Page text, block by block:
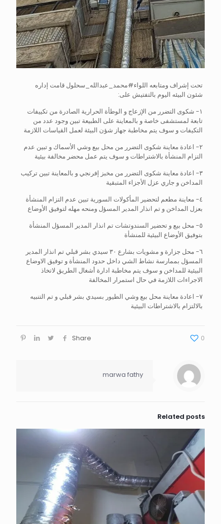
تحت إشراف ومتابعه اللواء#محمد_عبدالله_سحلول قامت إداره
شئون البيئه اليوم بالتفتيش على:
١- شكوى التضرر من الإزعاج و الوطأة الحرارية الصادرة من تكييفات
تابعة لمستشفى خاصة و بالمعاينة على الطبيعة تبين وجود عدد من
التكيفات و سوف يتم مخاطبة جهاز شؤن البيئة لعمل القياسات اللازمة
٢- اعادة معاينة شكوى التضرر من محل بيع وشي الأسماك و تبين عدم
التزام المنشأة بالاشتراطات و سوف يتم عمل محضر مخالفة بيئية
٣- اعادة معاينة شكوى التضرر من مخبز إفرنجي و بالمعاينة تبين تركيب
المداخن و جاري عزل الأجزاء المتبقية
٤- معاينة مطعم لتحضير المأكولات السورية تبين عدم التزام المنشأة
بعزل المداخن و تم انذار المدير المسؤل ومنحه مهله لتوفيق الأوضاع
٥- محل بيع و تحضير السندوتشات تم انذار المدير المسؤل المنشأة
بتوفيق الأوضاع البيئية للمنشأة
٦- محل جزارة و مشويات بشارع ٣٠ سيدي بشر قبلي تم انذار المدير
المسؤل بممارسة نشاط الشي داخل حدود المنشأة و توفيق الاوضاع
البيئية للمداخن و سوف يتم مخاطبة ادارة أشغال الطريق لاتخاذ
الاجراءات اللازمة في حال استمرار المخالفة
٧- اعادة معاينة محل بيع وشي الطيور بسيدي بشر قبلي و تم التنبيه
بالالتزام بالاشتراطات البيئية
Share 0
marwa fathy
Related posts